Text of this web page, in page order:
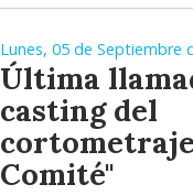
Lunes, 05 de Septiembre
Última
casting del
Comité"